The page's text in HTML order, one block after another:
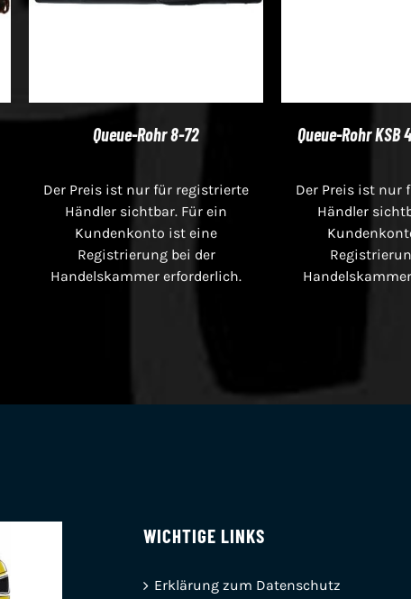
Queue-Rohr 8-72
Der Preis ist nur für registrierte
Händler sichtbar. Für ein
Kundenkonto ist eine
Registrierung bei der
Handelskammer erforderlich.
Queue-Rohr KSB
Der Preis ist nur
Händler
WICHTIGE LINKS
Erklärung zum Datenschutz